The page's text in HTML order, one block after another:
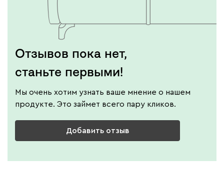
Отзывов пока нет,
станьте первыми!
Мы очень хотим узнать ваше мнение о нашем
продукте. Это займет всего пару кликов.
Добавить отзыв